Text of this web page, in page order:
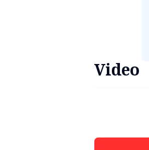
Video